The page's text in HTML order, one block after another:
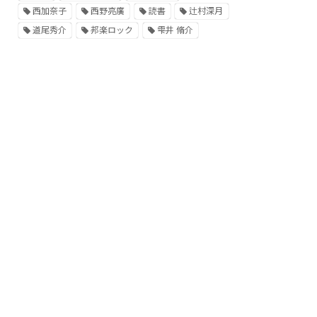
西加奈子
西野亮廣 読書
辻村深月
道尾秀介
邦楽ロック 雫井 脩介